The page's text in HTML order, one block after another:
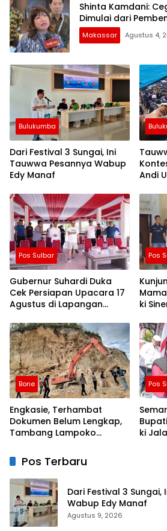
Shinta Kamdani:
Dimulai dari
Makassar Agustus 4,
Bulukumba
Dari Festival 3 Sungai, Ini
Tauwwa Pesannya Wabup
Edy Manaf
Andi
Lebih
Pos Sulbar
Gubernur Suhardi Duka
Cek Persiapan Upacara 17
Agustus di Lapangan
Persen
Pos
ki
Bone
Engkasie, Terhambat
Dokumen Belum Lengkap,
Tambang Lampoko
Tidak Operasional
Pos
ki
Pos Terbaru
Dari Festival 3 Sungai,
Wabup Edy Manaf
Agustus 9, 2026